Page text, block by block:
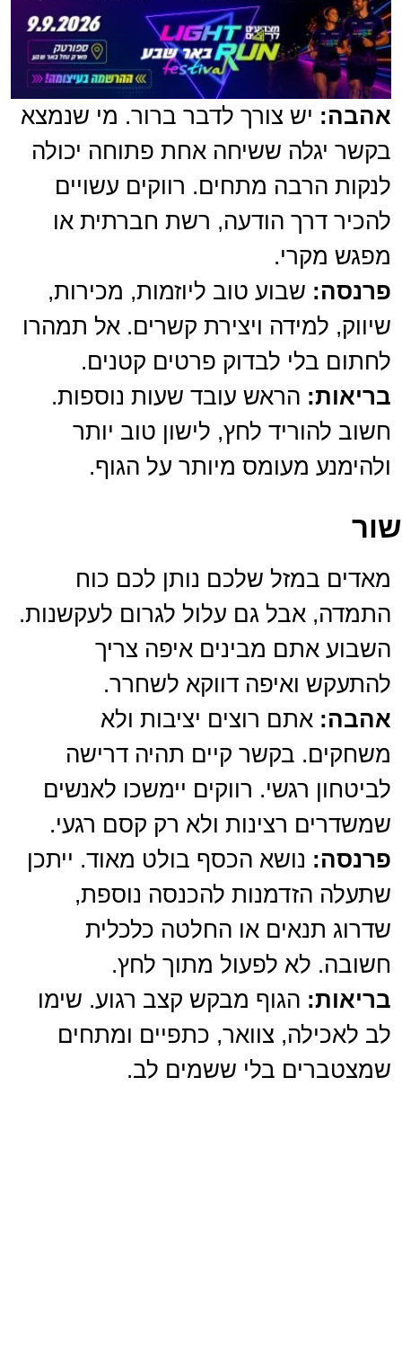
אהבה: יש צורך לדבר ברור. מי שנמצא
בקשר יגלה ששיחה אחת פתוחה יכולה
לנקות הרבה מתחים. רווקים עשויים
להכיר דרך הודעה, רשת חברתית או
מפגש מקרי.
פרנסה: שבוע טוב ליוזמות, מכירות,
שיווק, למידה ויצירת קשרים. אל תמהרו
לחתום בלי לבדוק פרטים קטנים.
בריאות: הראש עובד שעות נוספות.
חשוב להוריד לחץ, לישון טוב יותר
ולהימנע מעומס מיותר על הגוף.
שור
מאדים במזל שלכם נותן לכם כוח
התמדה, אבל גם עלול לגרום לעקשנות.
השבוע אתם מבינים איפה צריך
להתעקש ואיפה דווקא לשחרר.
אהבה: אתם רוצים יציבות ולא
משחקים. בקשר קיים תהיה דרישה
לביטחון רגשי. רווקים יימשכו לאנשים
שמשדרים רצינות ולא רק קסם רגעי.
פרנסה: נושא הכסף בולט מאוד. ייתכן
שתעלה הזדמנות להכנסה נוספת,
שדרוג תנאים או החלטה כלכלית
חשובה. לא לפעול מתוך לחץ.
בריאות: הגוף מבקש קצב רגוע. שימו
לב לאכילה, צוואר, כתפיים ומתחים
שמצטברים בלי ששמים לב.